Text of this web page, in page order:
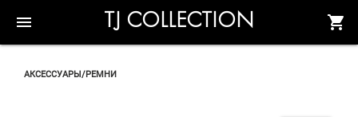
TJ COLLECTION
menu shopping_cart
АКСЕССУАРЫ/РЕМНИ